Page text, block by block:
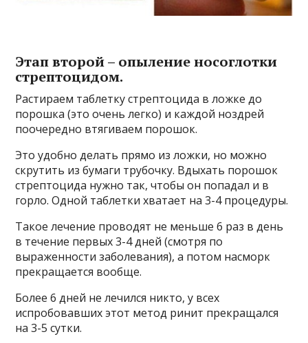
Этап второй – опыление носоглотки
стрептоцидом.
Растираем таблетку стрептоцида в ложке до
порошка (это очень легко) и каждой ноздрей
поочередно втягиваем порошок.
Это удобно делать прямо из ложки, но можно
скрутить из бумаги трубочку. Вдыхать порошок
стрептоцида нужно так, чтобы он попадал и в
горло. Одной таблетки хватает на 3-4 процедуры.
Такое лечение проводят не меньше 6 раз в день
в течение первых 3-4 дней (смотря по
выраженности заболевания), а потом насморк
прекращается вообще.
Более 6 дней не лечился никто, у всех
испробовавших этот метод ринит прекращался
на 3-5 сутки.